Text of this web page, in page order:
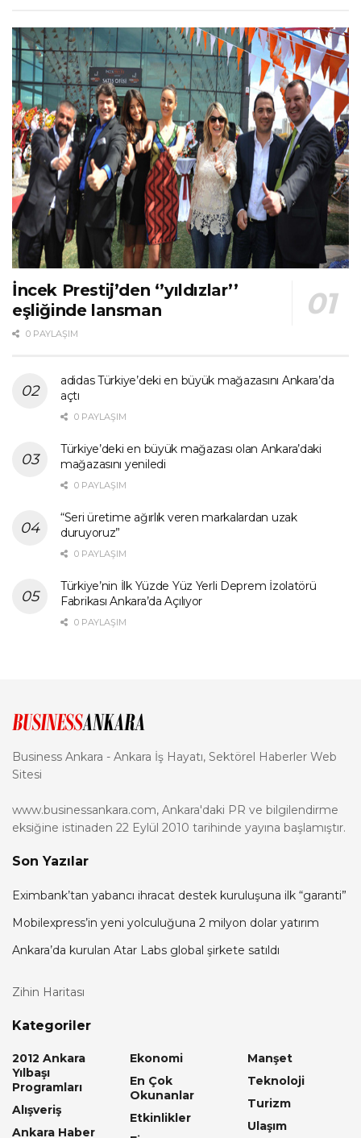
İncek Prestij’den ‘’yıldızlar’’
eşliğinde lansman
0 PAYLAŞIM
adidas Türkiye’deki en büyük mağazasını Ankara’da
açtı
0 PAYLAŞIM
Türkiye’deki en büyük mağazası olan Ankara’daki
mağazasını yeniledi
0 PAYLAŞIM
“Seri üretime ağırlık veren markalardan uzak
duruyoruz”
0 PAYLAŞIM
Türkiye’nin İlk Yüzde Yüz Yerli Deprem İzolatörü
Fabrikası Ankara’da Açılıyor
0 PAYLAŞIM
Business Ankara - Ankara İş Hayatı, Sektörel Haberler Web
Sitesi
www.businessankara.com, Ankara'daki PR ve bilgilendirme
eksiğine istinaden 22 Eylül 2010 tarihinde yayına başlamıştır.
Son Yazılar
Eximbank’tan yabancı ihracat destek kuruluşuna ilk “garanti”
Mobilexpress’in yeni yolculuğuna 2 milyon dolar yatırım
Ankara’da kurulan Atar Labs global şirkete satıldı
Zihin Haritası
Kategoriler
2012 Ankara
Yılbaşı
Programları
Alışveriş
Ankara Haber
Ekonomi
En Çok
Okunanlar
Etkinlikler
Manşet
Teknoloji
Turizm
Ulaşım